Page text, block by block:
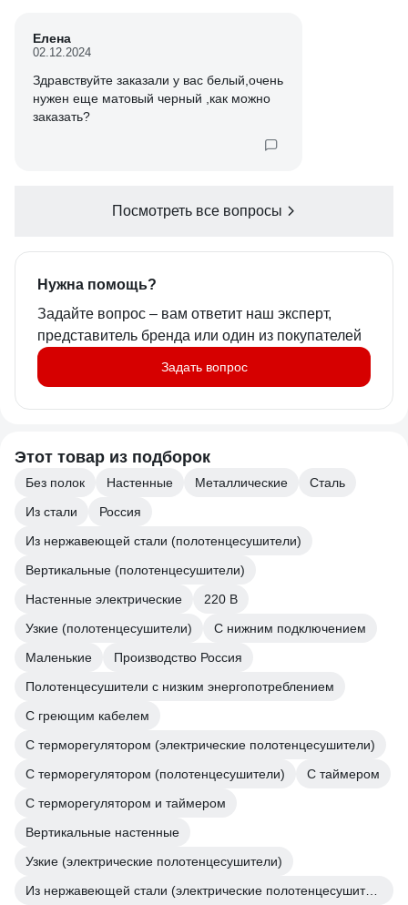
Елена
02.12.2024
Здравствуйте заказали у вас белый,очень
нужен еще матовый черный ,как можно
заказать?
Посмотреть все вопросы
Нужна помощь?
Задайте вопрос – вам ответит наш эксперт,
представитель бренда или один из покупателей
Задать вопрос
Этот товар из подборок
Без полок Настенные Металлические
Сталь
Из стали
Россия
Из нержавеющей стали (полотенцесушители)
Вертикальные (полотенцесушители)
Настенные электрические
220 В
Узкие (полотенцесушители)
С нижним подключением
Маленькие
Производство Россия
Полотенцесушители с низким энергопотреблением
С греющим кабелем
С терморегулятором (электрические полотенцесушители)
С терморегулятором (полотенцесушители)
С таймером
С терморегулятором и таймером
Вертикальные настенные
Узкие (электрические полотенцесушители)
Из нержавеющей стали (электрические полотенцесушители)